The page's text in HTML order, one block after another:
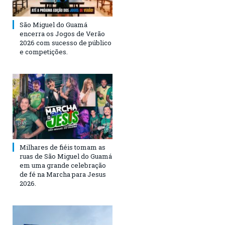
São Miguel do Guamá
encerra os Jogos de Verão
2026 com sucesso de público
e competições.
Milhares de fiéis tomam as
ruas de São Miguel do Guamá
em uma grande celebração
de fé na Marcha para Jesus
2026.